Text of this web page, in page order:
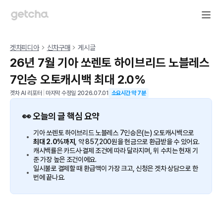
겟차피디아 신차구매 게시글
26년 7월 기아 쏘렌토 하이브리드 노블레스
7인승 오토캐시백 최대 2.0%
겟차 AI 리포터 마지막 수정일 2026.07.01 소요시간 약7분
👀 오늘의 글 핵심 요약
기아 쏘렌토 하이브리드 노블레스 7인승은(는) 오토캐시백으로
최대 2.0%까지 , 약 857,200원을 현금으로 환급받을 수 있어요.
캐시백률은 카드사·결제 조건에 따라 달라지며, 위 수치는 현재 기
준 가장 높은 조건이에요.
일시불로 결제할 때 환급액이 가장 크고, 신청은 겟차 상담으로 한
번에 끝나요.